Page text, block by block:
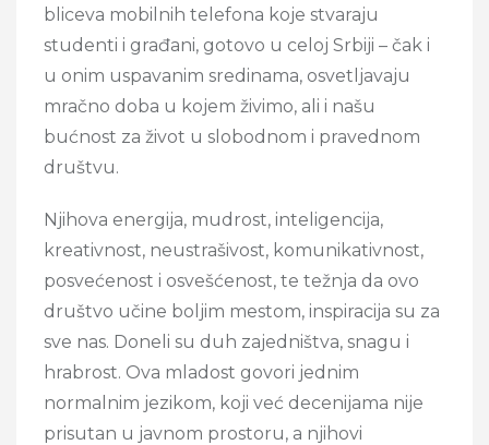
bliceva mobilnih telefona koje stvaraju
studenti i građani, gotovo u celoj Srbiji – čak i
u onim uspavanim sredinama, osvetljavaju
mračno doba u kojem živimo, ali i našu
bućnost za život u slobodnom i pravednom
društvu.
Njihova energija, mudrost, inteligencija,
kreativnost, neustrašivost, komunikativnost,
posvećenost i osvešćenost, te težnja da ovo
društvo učine boljim mestom, inspiracija su za
sve nas. Doneli su duh zajedništva, snagu i
hrabrost. Ova mladost govori jednim
normalnim jezikom, koji već decenijama nije
prisutan u javnom prostoru, a njihovi